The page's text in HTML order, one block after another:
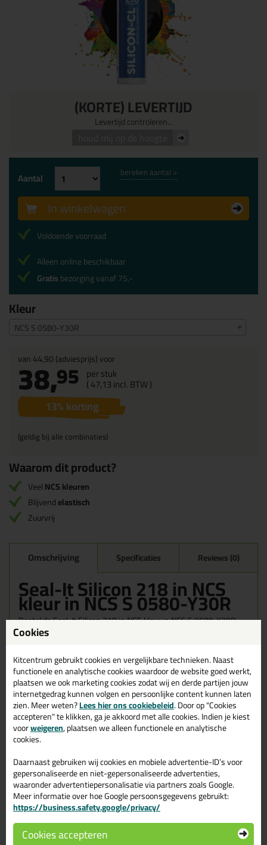
(KORTE) LEVERTIJD
Levertijd controleren...
Kleur
NCS S 0580-Y30R
van44,90(adviesprijs) voor
38,95 per stuk
(47,13incl. BTW )
13% korting
(geldig bij alle combinaties)
Aantal bereken aantal >
In winkelwagen
Voldoende voorraad
Alleen online beschikbaar
Gratisbezorging vanaf 75,-
Waarom dit product?
VeelNCS kleuren
Blijvendelastisch
Zuurvrij
Omschrijving Specificaties Reviews (0)
Seal-It Silicon 218 in NCS
kleur in NCS S 0580-Y30R
Bestel de Seal-It Silicon 218 in NCS kleur in NCS S 0580-Y30R
vandaag nog! Vandaag besteld = morgen in huis.
Wil je meer weten over de toepassing en kenmerken van dit
product?Lees alles over dit product >
Gerelateerde producten
Cookies
Kitcentrum gebruikt cookies en vergelijkbare technieken. Naast
functionele en analytische cookies waardoor de website goed werkt,
plaatsen we ook marketing cookies zodat wij en derde partijen jouw
internetgedrag kunnen volgen en persoonlijke content kunnen laten
zien. Meer weten?Lees hier ons cookiebeleid. Door op "Cookies
accepteren" te klikken, ga je akkoord met alle cookies. Indien je kiest
voorweigeren, plaatsen we alleen functionele en analytische
cookies.
Daarnaast gebruiken wij cookies en mobiele advertentie-ID’s voor
gepersonaliseerde en niet-gepersonaliseerde advertenties,
waaronder advertentiepersonalisatie via partners zoals Google.
Meer informatie over hoe Google persoonsgegevens gebruikt:
https://business.safety.google/privacy/
Cookies accepteren